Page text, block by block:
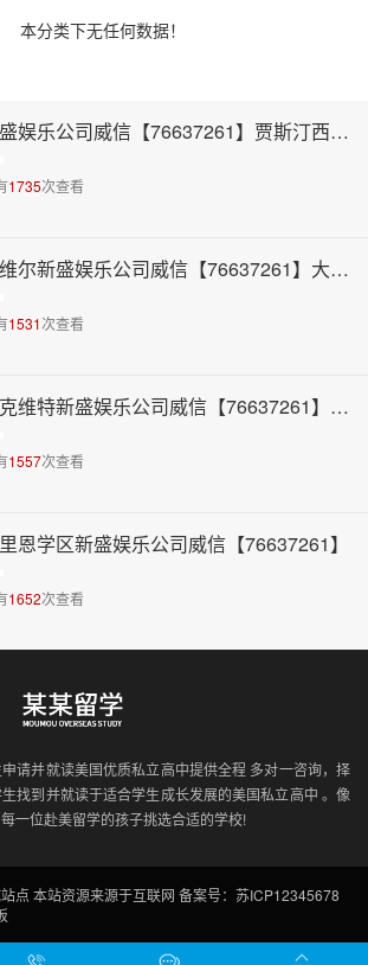
本分类下无任何数据！
新盛娱乐公司威信【76637261】贾斯汀西娜高中
1735次查看
泽维尔新盛娱乐公司威信【76637261】大学预备高中
1531次查看
迈克维特新盛娱乐公司威信【76637261】主教高中
1557次查看
恩学区新盛娱乐公司威信【76637261】
1652次查看
请并就读美国优质私立高中提供全程 多对一咨询，择
找到并就读于适合学生成长发展的美国私立高中 。像
一位赴美留学的孩子挑选合适的学校!
点 本站资源来源于互联网 备案号：苏ICP12345678